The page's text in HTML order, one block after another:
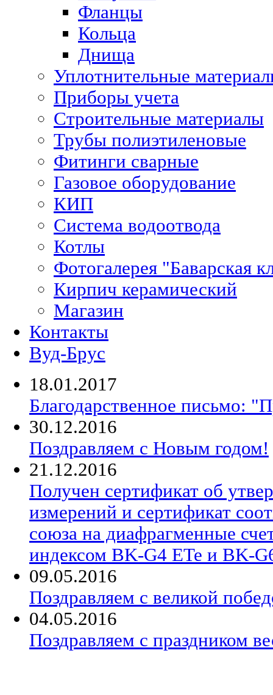
Фланцы
Кольца
Днища
Уплотнительные
Приборы учета
Строительные материалы
Трубы полиэтиленовые
Фитинги сварные
Газовое оборудование
КИП
Система водоотвода
Котлы
Фотогалерея "Баварская
Кирпич керамический
Магазин
Контакты
Вуд-Брус
18.01.2017
Благодарственное письмо:
30.12.2016
Поздравляем с Новым годом!
21.12.2016
Получен сертификат об
измерений и сертификат
союза на диафрагменные
индексом BK-G4 ETe и BK-
09.05.2016
Поздравляем с великой
04.05.2016
Поздравляем с праздником